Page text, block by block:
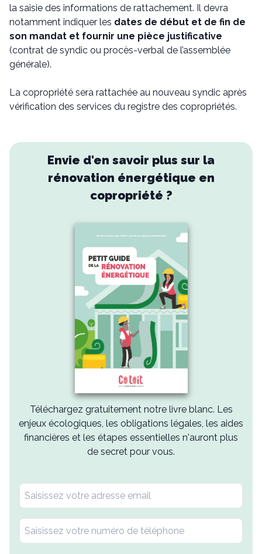
la saisie des informations de rattachement. Il devra
notamment indiquer les dates de début et de fin de
son mandat et fournir une pièce justificative
(contrat de syndic ou procès-verbal de l’assemblée
générale).
La copropriété sera rattachée au nouveau syndic après
vérification des services du registre des copropriétés.
Envie d'en savoir plus sur la
rénovation énergétique en
copropriété ?
Téléchargez gratuitement notre livre blanc. Les
enjeux écologiques, les obligations légales, les aides
financières et les étapes essentielles n'auront plus
de secret pour vous.